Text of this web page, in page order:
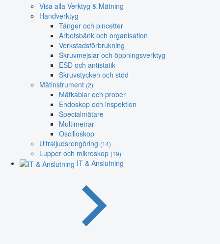
Visa alla Verktyg & Mätning
Handverktyg
Tänger och pincetter
Arbetsbänk och organisation
Verkstadsförbrukning
Skruvmejslar och öppningsverktyg
ESD och antistatik
Skruvstycken och stöd
Mätinstrument (2)
Mätkablar och prober
Endoskop och inspektion
Specialmätare
Multimetrar
Oscilloskop
Ultraljudsrengöring (14)
Lupper och mikroskop (19)
IT & Anslutning